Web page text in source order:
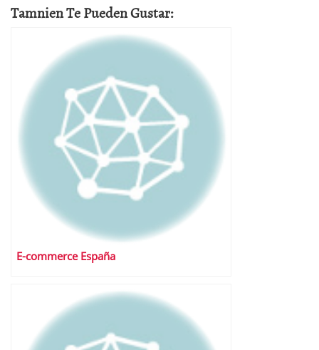
Tamnien Te Pueden Gustar:
E-commerce España